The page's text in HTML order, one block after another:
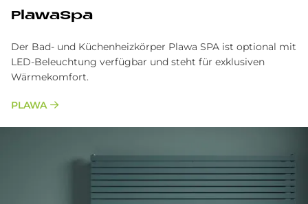
Pla­waS­pa
Der Bad- und Küchenheizkörper Plawa SPA ist optional mit
LED-Beleuchtung verfügbar und steht für exklusiven
Wärmekomfort.
PLAWA